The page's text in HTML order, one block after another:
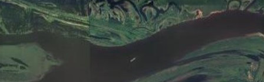
Происшествия
11.05.2026 08:19